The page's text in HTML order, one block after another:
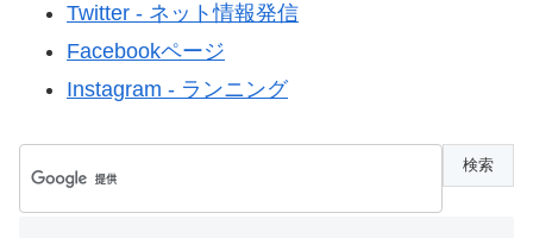
Twitter - ネット情報発信
Facebookページ
Instagram - ランニング